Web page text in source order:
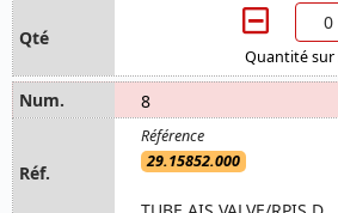
Quantité sur
8
29.15852.000